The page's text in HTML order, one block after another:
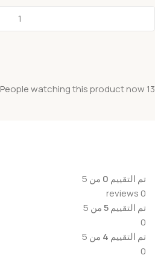
13
People watching this product now!
تم التقييم 0 من 5
0 reviews
تم التقييم5من 5
0
تم التقييم 4 من 5
0